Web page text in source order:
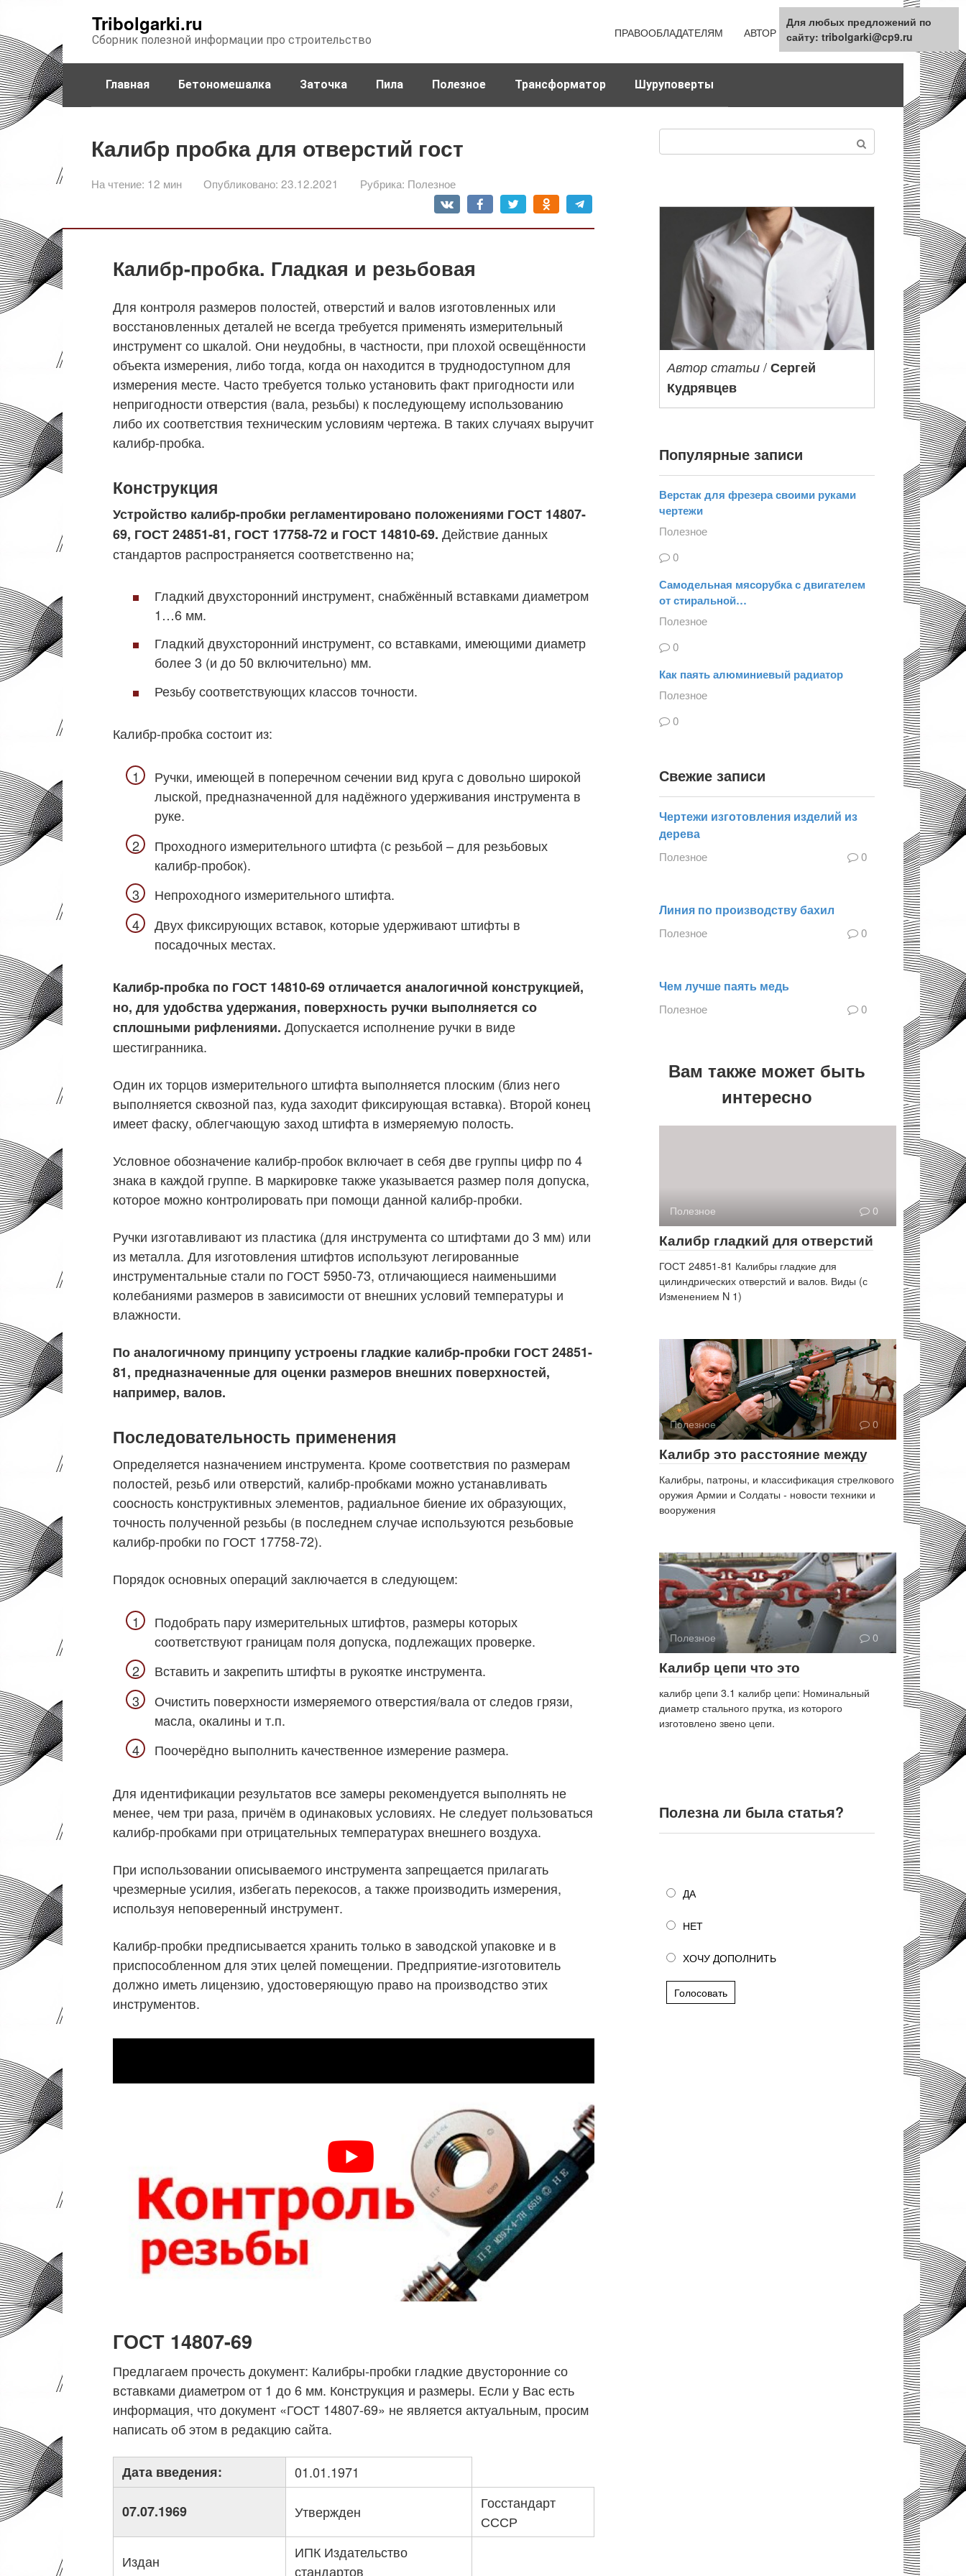
контенту
Tribolgarki.ru
Сборник полезной информации про строительство
ПРАВООБЛАДАТЕЛЯМ АВТОР КАРТА САЙТА
Главная Бетономешалка Заточка Пила Полезное Трансформатор Шуруповерты
Калибр пробка для отверстий гост
На чтение: 12 мин Опубликовано: 23.12.2021 Рубрика: Полезное
Калибр-пробка. Гладкая и резьбовая
Для контроля размеров полостей, отверстий и валов изготовленных или
восстановленных деталей не всегда требуется применять измерительный
инструмент со шкалой. Они неудобны, в частности, при плохой освещённости
объекта измерения, либо тогда, когда он находится в труднодоступном для
измерения месте. Часто требуется только установить факт пригодности или
непригодности отверстия (вала, резьбы) к последующему использованию
либо их соответствия техническим условиям чертежа. В таких случаях выручит
калибр-пробка.
Конструкция
Устройство калибр-пробки регламентировано положениями ГОСТ 14807-
69, ГОСТ 24851-81, ГОСТ 17758-72 и ГОСТ 14810-69. Действие данных
стандартов распространяется соответственно на;
Гладкий двухсторонний инструмент, снабжённый вставками диаметром
1…6 мм.
Гладкий двухсторонний инструмент, со вставками, имеющими диаметр
более 3 (и до 50 включительно) мм.
Резьбу соответствующих классов точности.
Калибр-пробка состоит из:
Ручки, имеющей в поперечном сечении вид круга с довольно широкой
лыской, предназначенной для надёжного удерживания инструмента в
руке.
Проходного измерительного штифта (с резьбой – для резьбовых
калибр-пробок).
Непроходного измерительного штифта.
Двух фиксирующих вставок, которые удерживают штифты в
посадочных местах.
Калибр-пробка по ГОСТ 14810-69 отличается аналогичной конструкцией,
но, для удобства удержания, поверхность ручки выполняется со
сплошными рифлениями. Допускается исполнение ручки в виде
шестигранника.
Один их торцов измерительного штифта выполняется плоским (близ него
выполняется сквозной паз, куда заходит фиксирующая вставка). Второй конец
имеет фаску, облегчающую заход штифта в измеряемую полость.
Условное обозначение калибр-пробок включает в себя две группы цифр по 4
знака в каждой группе. В маркировке также указывается размер поля допуска,
которое можно контролировать при помощи данной калибр-пробки.
Ручки изготавливают из пластика (для инструмента со штифтами до 3 мм) или
из металла. Для изготовления штифтов используют легированные
инструментальные стали по ГОСТ 5950-73, отличающиеся наименьшими
колебаниями размеров в зависимости от внешних условий температуры и
влажности.
По аналогичному принципу устроены гладкие калибр-пробки ГОСТ 24851-
81, предназначенные для оценки размеров внешних поверхностей,
например, валов.
Последовательность применения
Определяется назначением инструмента. Кроме соответствия по размерам
полостей, резьб или отверстий, калибр-пробками можно устанавливать
соосность конструктивных элементов, радиальное биение их образующих,
точность полученной резьбы (в последнем случае используются резьбовые
калибр-пробки по ГОСТ 17758-72).
Порядок основных операций заключается в следующем:
Подобрать пару измерительных штифтов, размеры которых
соответствуют границам поля допуска, подлежащих проверке.
Вставить и закрепить штифты в рукоятке инструмента.
Очистить поверхности измеряемого отверстия/вала от следов грязи,
масла, окалины и т.п.
Поочерёдно выполнить качественное измерение размера.
Для идентификации результатов все замеры рекомендуется выполнять не
менее, чем три раза, причём в одинаковых условиях. Не следует пользоваться
калибр-пробками при отрицательных температурах внешнего воздуха.
При использовании описываемого инструмента запрещается прилагать
чрезмерные усилия, избегать перекосов, а также производить измерения,
используя неповеренный инструмент.
Калибр-пробки предписывается хранить только в заводской упаковке и в
приспособленном для этих целей помещении. Предприятие-изготовитель
должно иметь лицензию, удостоверяющую право на производство этих
инструментов.
ГОСТ 14807-69
Предлагаем прочесть документ: Калибры-пробки гладкие двусторонние со
вставками диаметром от 1 до 6 мм. Конструкция и размеры. Если у Вас есть
информация, что документ «ГОСТ 14807-69» не является актуальным, просим
написать об этом в редакцию сайта.
Дата введения: 01.01.1971
07.07.1969 Утвержден
Госстандарт
СССР
Издан
ИПК Издательство
стандартов
Автор статьи /Сергей
Кудрявцев
Популярные записи
Верстак для фрезера своими руками
чертежи
Полезное
0
Самодельная мясорубка с двигателем
от стиральной…
Полезное
0
Как паять алюминиевый радиатор
Полезное
0
Свежие записи
Чертежи изготовления изделий из
дерева
Полезное 0
Линия по производству бахил
Полезное 0
Чем лучше паять медь
Полезное 0
Вам также может быть
интересно
Полезное 0
Калибр гладкий для отверстий
ГОСТ 24851-81 Калибры гладкие для
цилиндрических отверстий и валов. Виды (с
Изменением N 1)
Полезное 0
Калибр это расстояние между
Калибры, патроны, и классификация стрелкового
оружия Армии и Солдаты - новости техники и
вооружения
Полезное 0
Калибр цепи что это
калибр цепи 3.1 калибр цепи: Номинальный
диаметр стального прутка, из которого
изготовлено звено цепи.
Полезна ли была статья?
ДА
НЕТ
ХОЧУ ДОПОЛНИТЬ
Голосовать
Для любых предложений по
сайту: tribolgarki@cp9.ru